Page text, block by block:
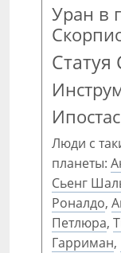
Уран в
Люди с
планеты:
Сьенг
Роналдо,
Петлюра,
Гарриман,